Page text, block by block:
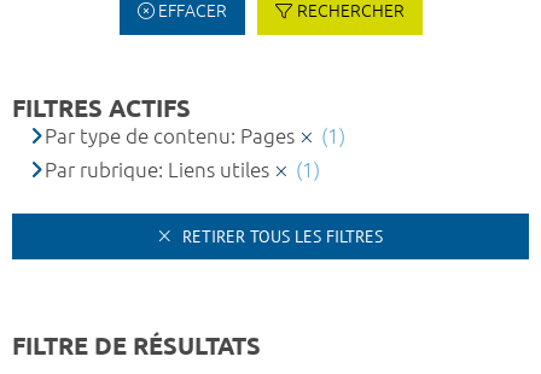
EFFACER RECHERCHER
FILTRES ACTIFS
Par type de contenu: Pages
(1)
Par rubrique: Liens utiles
(1)
RETIRER TOUS LES FILTRES
FILTRE DE RÉSULTATS